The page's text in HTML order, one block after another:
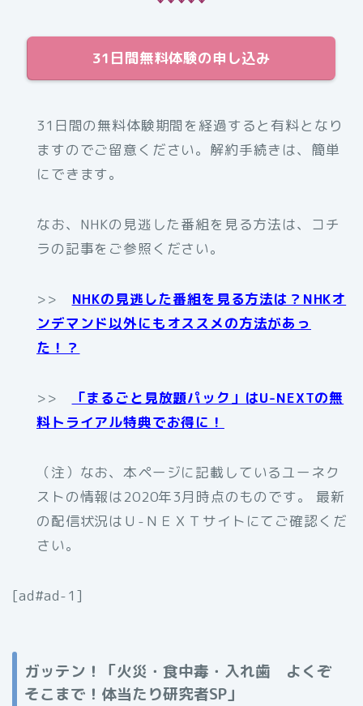
31日間無料体験の申し込み
31日間の無料体験期間を経過すると有料となり
ますのでご留意ください。解約手続きは、簡単
にできます。
なお、NHKの見逃した番組を見る方法は、コチ
ラの記事をご参照ください。
>> NHKの見逃した番組を見る方法は？NHKオ
ンデマンド以外にもオススメの方法があっ
た！？
>>
「まるごと見放題パック」はU-NEXTの無
料トライアル特典でお得に！
（注）なお、本ページに記載しているユーネク
ストの情報は2020年3月時点のものです。 最新
の配信状況はＵ-ＮＥＸＴサイトにてご確認くだ
さい。
[ad#ad-1]
ガッテン！「火災・食中毒・入れ歯 よくぞ
そこまで！体当たり研究者SP」